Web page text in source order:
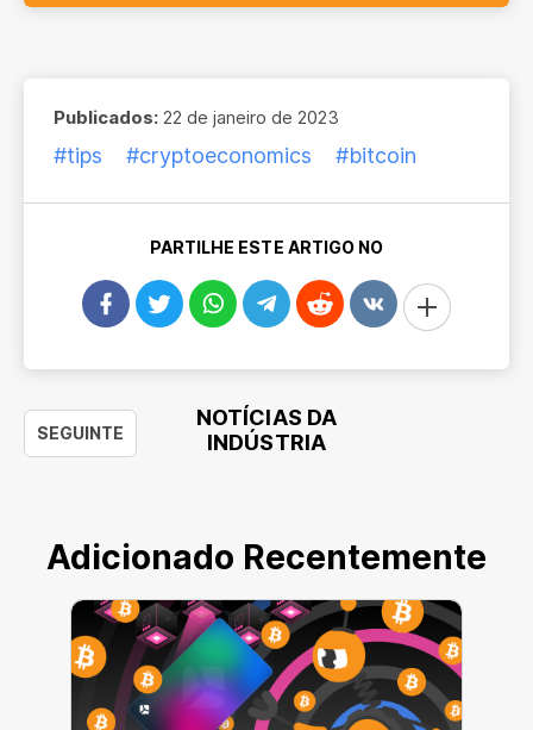
Publicados: 22 de janeiro de 2023
#tips #cryptoeconomics #bitcoin
PARTILHE ESTE ARTIGO NO
SEGUINTE
NOTÍCIAS DA
INDÚSTRIA
Adicionado Recentemente